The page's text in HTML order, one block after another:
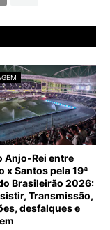
Anjo-Rei entre
x Santos pela 19ª
Brasileirão 2026:
Transmissão,
desfalques e